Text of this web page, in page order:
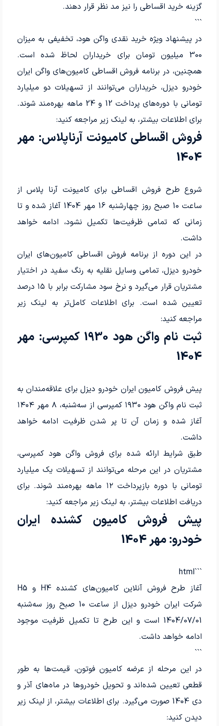
گزینه خرید اقساطی را نیز مد نظر قرار دهند.
```
در پیشنهاد ویژه خرید نقدی واگن هود، تخفیفی به میزان
300 میلیون تومان برای خریداران لحاظ شده است.
همچنین، در برنامه فروش اقساطی کامیون‌های واگن ایران
خودرو دیزل، خریداران می‌توانند از تسهیلات دو میلیارد
تومانی با دوره‌های پرداخت 12 و 24 ماهه بهره‌مند شوند.
برای اطلاعات بیشتر، به لینک زیر مراجعه کنید:
فروش اقساطی کامیونت آرناپلاس: مهر
1404
شروع طرح فروش اقساطی برای کامیونت آرنا پلاس از
ساعت 10 صبح روز چهارشنبه 16 مهر 1404 آغاز شده و تا
زمانی که تمامی ظرفیت‌ها تکمیل نشود، ادامه خواهد
داشت.
در این دوره از برنامه فروش اقساطی کامیون‌های ایران
خودرو دیزل، تمامی وسایل نقلیه به رنگ سفید در اختیار
مشتریان قرار می‌گیرد و نرخ سود مشارکت برابر با ۱۵ درصد
تعیین شده است. برای اطلاعات کامل‌تر به لینک زیر
مراجعه کنید:
ثبت نام واگن هود 1930 کمپرسی: مهر
1404
پیش فروش کامیون ایران خودرو دیزل برای علاقه‌مندان به
ثبت نام واگن هود ۱۹۳۰ کمپرسی از سه‌شنبه، ۸ مهر ۱۴۰۴
آغاز شده و زمان آن تا پر شدن ظرفیت ادامه خواهد
داشت.
طبق شرایط ارائه شده برای فروش واگن هود کمپرسی،
مشتریان در این مرحله می‌توانند از تسهیلات یک میلیارد
تومانی با دوره بازپرداخت ۱۲ ماهه بهره‌مند شوند. برای
دریافت اطلاعات بیشتر، به لینک زیر مراجعه کنید:
پیش فروش کامیون کشنده ایران
خودرو: مهر 1404
```html
آغاز طرح فروش آنلاین کامیون‌های کشنده H4 و H5
شرکت ایران خودرو دیزل از ساعت 10 صبح روز سه‌شنبه
1404/07/01 است و این طرح تا تکمیل ظرفیت موجود
ادامه خواهد داشت.
```
در این مرحله از عرضه کامیون فوتون، قیمت‌ها به طور
قطعی تعیین شده‌اند و تحویل خودروها در ماه‌های آذر و
دی 1404 صورت می‌گیرد. برای اطلاعات بیشتر، از لینک زیر
دیدن کنید: